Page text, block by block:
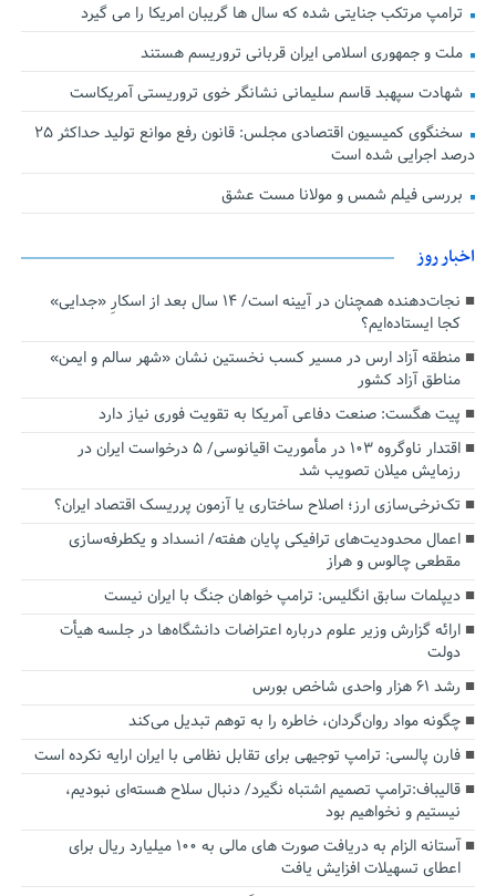
ترامپ مرتکب جنایتی شده که سال ها گریبان امریکا را می گیرد
ملت و جمهوری اسلامی ایران قربانی تروریسم هستند
شهادت سپهبد قاسم سلیمانی نشانگر خوی تروریستی آمریکاست
سخنگوی کمیسیون اقتصادی مجلس: قانون رفع موانع تولید حداکثر ۲۵
درصد اجرایی شده است
بررسی فیلم شمس و مولانا مست عشق
اخبار روز
نجات‌دهنده‌ همچنان در آیینه است/ ۱۴ سال بعد از اسکارِ «جدایی»
کجا ایستاده‌ایم؟
منطقه آزاد ارس در مسیر کسب نخستین نشان «شهر سالم و ایمن»
مناطق آزاد کشور
پیت هگست: صنعت دفاعی آمریکا به تقویت فوری نیاز دارد
اقتدار ناوگروه ۱۰۳ در مأموریت‌ اقیانوسی/ ۵ درخواست ایران در
رزمایش میلان تصویب شد
تک‌نرخی‌سازی ارز؛ اصلاح ساختاری یا آزمون پرریسک اقتصاد ایران؟
اعمال محدودیت‌های ترافیکی پایان هفته/ انسداد و یکطرفه‌سازی
مقطعی چالوس و هراز
دیپلمات سابق انگلیس:‌ ترامپ خواهان جنگ با ایران نیست
ارائه گزارش وزیر علوم درباره اعتراضات دانشگاه‌ها در جلسه هیأت
دولت
رشد ۶۱ هزار واحدی شاخص بورس
چگونه مواد روان‌گردان، خاطره را به توهم تبدیل می‌کند
فارن پالسی: ترامپ توجیهی برای تقابل نظامی با ایران ارایه نکرده است
قالیباف:ترامپ تصمیم اشتباه نگیرد/ دنبال سلاح هسته‌ای نبودیم،
نیستیم و نخواهیم بود
آستانه الزام به دریافت صورت های مالی به ۱۰۰ میلیارد ریال برای
اعطای تسهیلات افزایش یافت